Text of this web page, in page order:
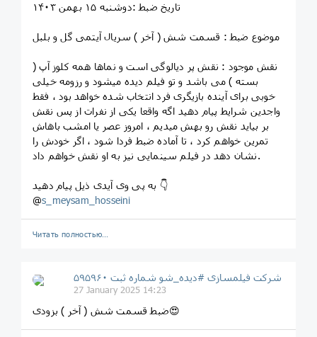
تاریخ ضبط :دوشنبه ١۵ بهمن ١۴٠٣
موضوع ضبط : قسمت شش ( آخر ) سریال آیتمی گل و بلبل
نقش موجود : نقش پر دیالوگی است و نماها همه کلوز آپ (
بسته ) می باشد و تو فیلم دیده میشود و رزومه خیلی
خوبی برای آینده بازیگری فرد انتخاب شده خواهد بود ، فقط
واجدین شرایط پیام دهید اگه واقعا یکی از نفرات از پس نقش
بر بیاید نقش رو بهش میدیم ، امروز عصر یا امشب باهاش
تمرین خواهم کرد ، تا آماده ضبط فردا شود ، اگر خودش را
نشان دهد در فیلم سینمایی نیز به او نقش خواهم داد.
به پی وی آیدی ذیل پیام دهید 👇
@s_meysam_hosseini
Читать полностью…
شرکت فیلمسازی #دیده_شو شماره ثبت ۵۹۵۹۶۰
27 January 2025 14:23
ضبط قسمت شش ( آخر ) بزودی😍